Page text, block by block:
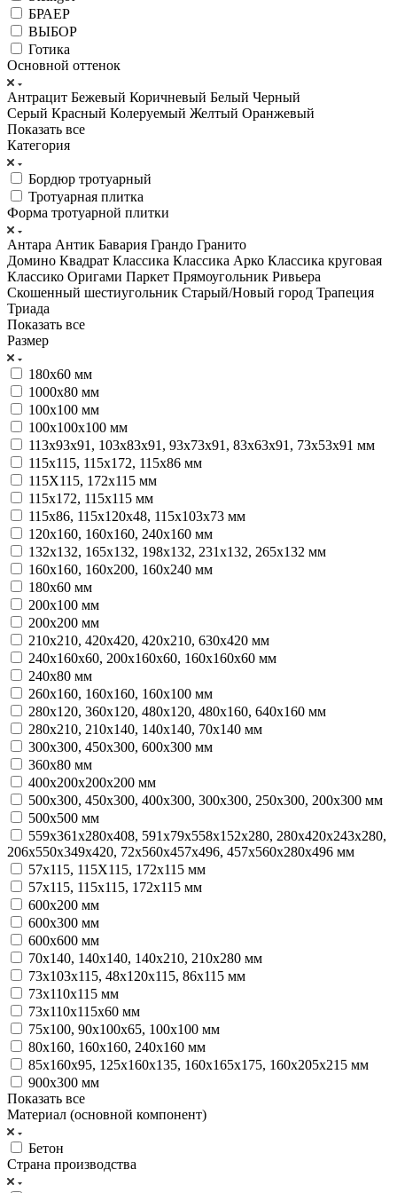
БРАЕР
ВЫБОР
Готика
Основной оттенок
Антрацит Бежевый Коричневый Белый Черный
Серый Красный Колеруемый Желтый Оранжевый
Показать все
Категория
Бордюр тротуарный
Тротуарная плитка
Форма тротуарной плитки
Антара Антик Бавария Грандо Гранито
Домино Квадрат Классика Классика Арко Классика круговая
Классико Оригами Паркет Прямоугольник Ривьера
Скошенный шестиугольник Старый/Новый город Трапеция
Триада
Показать все
Размер
180х60 мм
1000х80 мм
100х100 мм
100х100х100 мм
113х93х91, 103х83х91, 93х73х91, 83х63х91, 73х53х91 мм
115х115, 115х172, 115х86 мм
115Х115, 172х115 мм
115х172, 115х115 мм
115х86, 115х120х48, 115х103х73 мм
120х160, 160х160, 240х160 мм
132х132, 165х132, 198х132, 231х132, 265x132 мм
160х160, 160х200, 160х240 мм
180х60 мм
200х100 мм
200х200 мм
210х210, 420х420, 420х210, 630х420 мм
240х160х60, 200х160х60, 160х160х60 мм
240х80 мм
260х160, 160х160, 160х100 мм
280х120, 360х120, 480х120, 480х160, 640х160 мм
280х210, 210х140, 140х140, 70х140 мм
300х300, 450х300, 600х300 мм
360х80 мм
400х200х200х200 мм
500х300, 450х300, 400х300, 300х300, 250х300, 200х300 мм
500х500 мм
559х361х280х408, 591х79х558х152х280, 280х420х243х280,
206х550х349х420, 72х560х457х496, 457х560х280х496 мм
57х115, 115Х115, 172х115 мм
57х115, 115х115, 172х115 мм
600х200 мм
600х300 мм
600х600 мм
70х140, 140х140, 140х210, 210х280 мм
73х103х115, 48х120х115, 86х115 мм
73х110х115 мм
73х110х115х60 мм
75х100, 90х100х65, 100х100 мм
80х160, 160х160, 240х160 мм
85х160х95, 125х160х135, 160х165х175, 160х205х215 мм
900х300 мм
Показать все
Материал (основной компонент)
Бетон
Страна производства